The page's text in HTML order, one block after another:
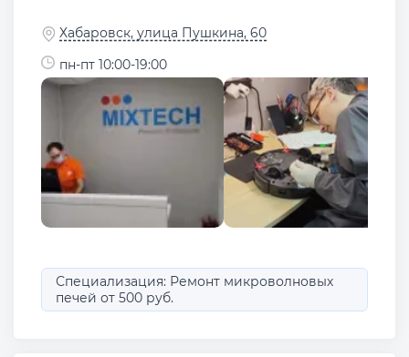
Хабаровск, улица Пушкина, 60
пн-пт 10:00-19:00
Специализация: Ремонт микроволновых
печей от 500 руб.